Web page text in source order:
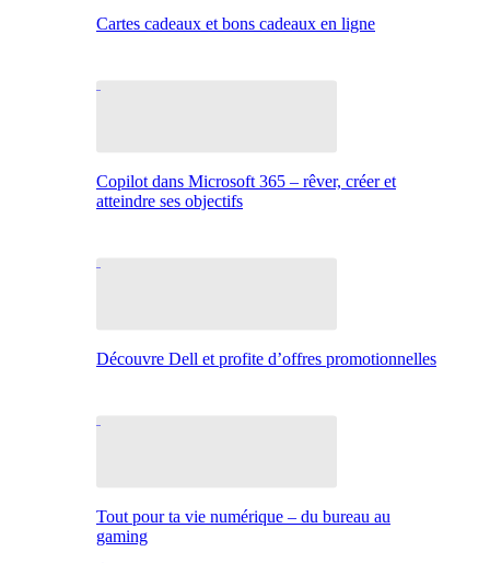
Cartes cadeaux et bons cadeaux en ligne
Copilot dans Microsoft 365 – rêver, créer et
atteindre ses objectifs
Découvre Dell et profite d’offres promotionnelles
Tout pour ta vie numérique – du bureau au
gaming